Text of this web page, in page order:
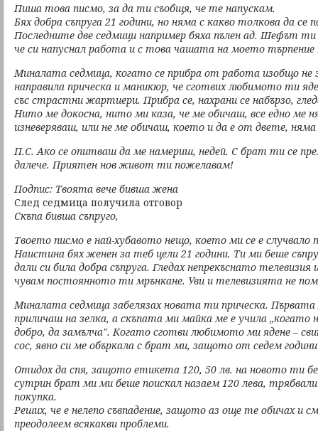
Пиша това писмо, за да ти съобщя, че те напускам.
Бях добра съпруга 21 години, но няма с какво толкова да се
Последните две седмици например бяха пълен ад. Шефът
че си напуснал работа и с това чашата на моето търпение
Миналата седмица, когато се прибра от работа изобщо не
направила прическа и маникюр, че сготвих любимото ти
със страстни жартиери. Прибра се, нахрани се набързо,
Нито ме докосна, нито ми каза, че ме обичаш, все едно ме
изневеряваш, или не ме обичаш, което и да е от двете, няма
П.С. Ако се опитваш да ме намериш, недей. С брат ти се
далече. Приятен нов живот ти пожелавам!
Подпис: Твоята вече бивша жена
След седмица получила отговор
Скъпа бивша съпруго,
Твоето писмо е най-хубавото нещо, което ми се е случвало
Наистина бях женен за теб цели 21 години. Ти ми беше
дали си била добра съпруга. Гледах непрекъснато
чувам постоянното ти мрънкане. Уви и телевизията не
Миналата седмица забелязах новата ти прическа.
приличаш на зелка, а скъпата ми майка ме е учила „когато
добро, да замълча". Когато сготви любимото ми ядене –
сос, явно си ме объркала с брат ми, защото от седем
Отидох да спя, защото етикета 120, 50 лв. на новото ти
сутрин брат ми ми беше поискал назаем 120 лева,
покупка.
Реших, че е нелепо съвпадение, защото аз още те обичах и
преодолеем всякакви проблеми.